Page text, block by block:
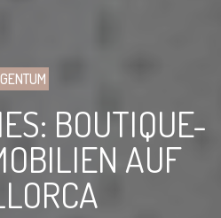
BOUTIQUE-
AUF